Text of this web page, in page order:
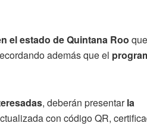
el estado de Quintana Roo que
además que el
, deberán presentarla
con código QR,